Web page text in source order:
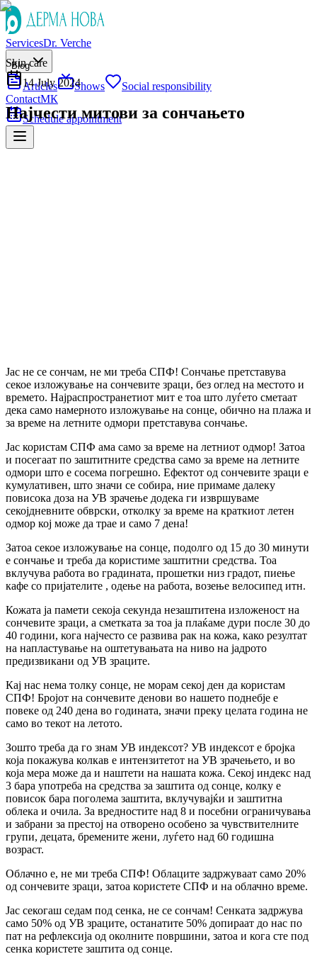
ServicesDr. Verche
Blog
Articles Shows
Social responsibility
ContactМК
Schedule appointment
Skin care
14 July 2024
Најчести митови за сончањето
Јас не се сончам, не ми треба СПФ! Сончање претставува
секое изложување на сончевите зраци, без оглед на местото и
времето. Најраспространетиот мит е тоа што луѓето сметаат
дека само намерното изложување на сонце, обично на плажа и
за време на летните одмори претставува сончање.
Јас користам СПФ ама само за време на летниот одмор! Затоа
и посегаат по заштитните средства само за време на летните
одмори што е сосема погрешно. Ефектот од сончевите зраци е
кумулативен, што значи се собира, ние примаме далеку
повисока доза на УВ зрачење додека ги извршуваме
секојдневните обврски, отколку за време на краткиот летен
одмор кој може да трае и само 7 дена!
Затоа секое изложување на сонце, подолго од 15 до 30 минути
е сончање и треба да користиме заштитни средства. Тоа
вклучува работа во градината, прошетки низ градот, пиење
кафе со пријателите , одење на работа, возење велосипед итн.
Кожата ја памети секоја секунда незаштитена изложеност на
сончевите зраци, а сметката за тоа ја плаќаме дури после 30 до
40 години, кога најчесто се развива рак на кожа, како резултат
на напластување на оштетувањата на ниво на јадрото
предизвикани од УВ зраците.
Кај нас нема толку сонце, не морам секој ден да користам
СПФ! Бројот на сончевите денови во нашето поднебје е
повеке од 240 дена во годината, значи преку целата година не
само во текот на летото.
Зошто треба да го знам УВ индексот? УВ индексот е бројка
која покажува колкав е интензитетот на УВ зрачењето, и во
која мера може да и наштети на нашата кожа. Секој индекс над
3 бара употреба на средства за заштита од сонце, колку е
повисок бара поголема заштита, вклучувајќи и заштитна
облека и очила. За вредностите над 8 и посебни ограничувања
и забрани за престој на отворено особено за чувствителните
групи, децата, бремените жени, луѓето над 60 годишна
возраст.
Облачно е, не ми треба СПФ! Облаците задржуваат само 20%
од сончевите зраци, затоа користете СПФ и на облачно време.
Јас секогаш седам под сенка, не се сончам! Сенката задржува
само 50% од УВ зраците, останатите 50% допираат до нас по
пат на рефлексија од околните површини, затоа и кога сте под
сенка користете заштита од сонце.